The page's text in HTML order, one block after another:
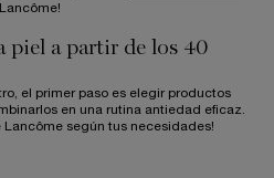
piel a partir de los 40
el primer paso es elegir productos
en una rutina antiedad eficaz.
Lancôme según tus necesidades!